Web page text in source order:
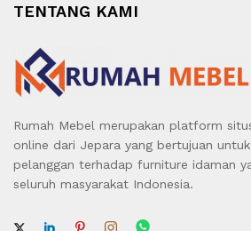
TENTANG KAMI
Rumah Mebel merupakan platform
online dari Jepara yang bertujuan
pelanggan terhadap furniture idaman
seluruh masyarakat Indonesia.